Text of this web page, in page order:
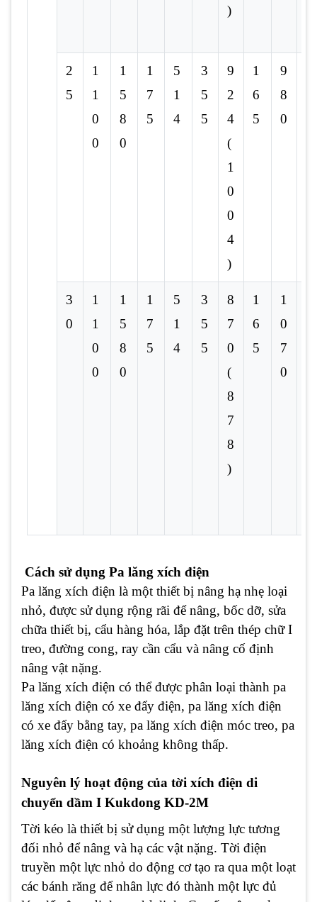
)
2
5
1
1
0
0
1
5
8
0
1
7
5
5
1
4
3
5
5
9
2
4
(
1
0
0
4
)
1
6
5
9
8
0
3
0
1
1
0
0
1
5
8
0
1
7
5
5
1
4
3
5
5
8
7
0
(
8
7
8
)
1
6
5
1
0
7
0
Cách sử dụng Pa lăng xích điện
Pa lăng xích điện là một thiết bị nâng hạ nhẹ loại
nhỏ, được sử dụng rộng rãi để nâng, bốc dỡ, sửa
chữa thiết bị, cẩu hàng hóa, lắp đặt trên thép chữ I
treo, đường cong, ray cần cẩu và nâng cố định
nâng vật nặng.
Pa lăng xích điện có thể được phân loại thành pa
lăng xích điện có xe đẩy điện, pa lăng xích điện
có xe đẩy bằng tay, pa lăng xích điện móc treo, pa
lăng xích điện có khoảng không thấp.
Nguyên lý hoạt động của tời xích điện di
chuyển dầm I Kukdong KD-2M
Tời kéo là thiết bị sử dụng một lượng lực tương
đối nhỏ để nâng và hạ các vật nặng. Tời điện
truyền một lực nhỏ do động cơ tạo ra qua một loạt
các bánh răng để nhân lực đó thành một lực đủ